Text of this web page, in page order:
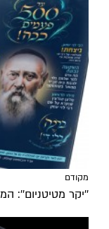
מקודם
''יקר מטיטניום'':